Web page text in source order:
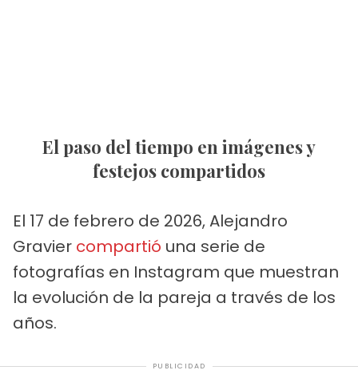
El paso del tiempo en imágenes y
festejos compartidos
El 17 de febrero de 2026, Alejandro
Gravier compartió una serie de
fotografías en Instagram que muestran
la evolución de la pareja a través de los
años.
PUBLICIDAD